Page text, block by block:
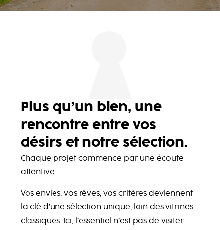
Plus qu’un bien, une
rencontre entre vos
désirs et notre sélection.
Chaque projet commence par une écoute
attentive.
Vos envies, vos rêves, vos critères deviennent
la clé d’une sélection unique, loin des vitrines
classiques. Ici, l’essentiel n’est pas de visiter